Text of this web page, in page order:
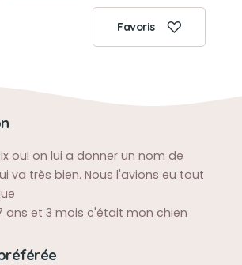
Favoris
oui on lui a donner un nom de
va très bien. Nous l'avions eu tout
ans et 3 mois c'était mon chien